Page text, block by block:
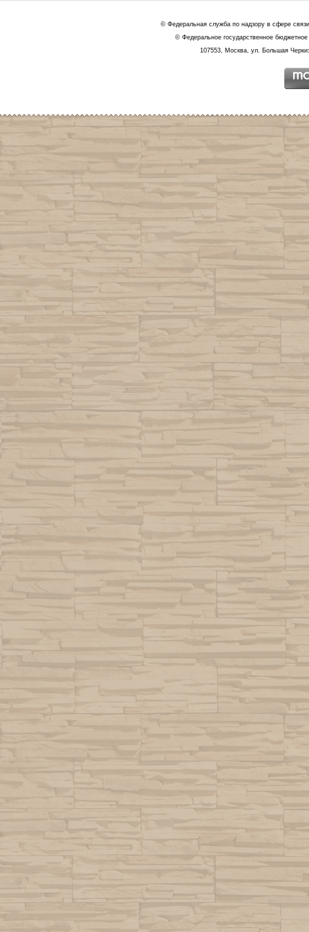
© Федеральная служба по надзору в сфере
© Федеральное государственное
107553, Москва, ул. Большая